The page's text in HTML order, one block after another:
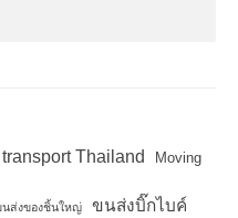
Thailand Moving
นส่งของชิ้นใหญ่ ขนส่งบิ๊กไบค์